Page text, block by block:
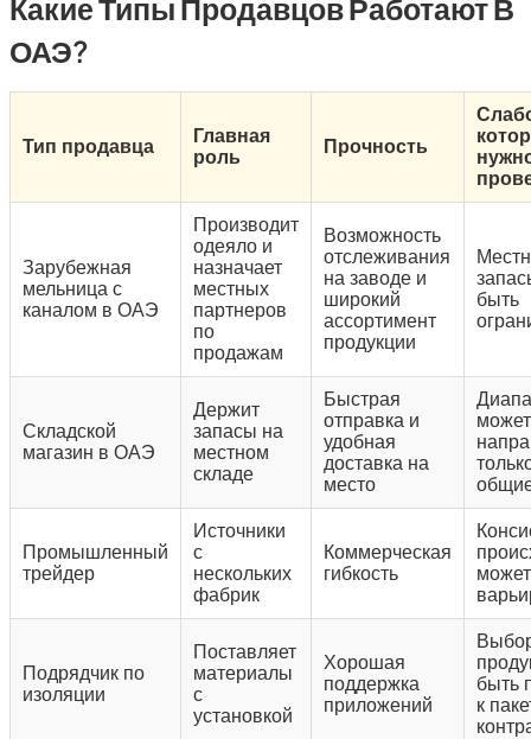
Какие Типы Продавцов Работают В
ОАЭ?
Тип продавца
Главная
роль
Прочность
Зарубежная
мельница с
каналом в ОАЭ
Производит
одеяло и
назначает
местных
партнеров
по
продажам
Возможность
отслеживания
на заводе и
широкий
ассортимент
продукции
быть
Складской
магазин в ОАЭ
Держит
запасы на
местном
складе
Быстрая
отправка и
удобная
доставка на
место
Промышленный
трейдер
Источники
с
нескольких
фабрик
Коммерческая
гибкость
может
Подрядчик по
изоляции
Поставляет
материалы
с
установкой
Хорошая
поддержка
приложений
быть
к